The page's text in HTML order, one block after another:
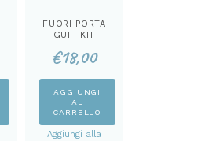
FUORI PORTA
GUFI KIT
€18,00
AGGIUNGI
AL
CARRELLO
Aggiungi alla